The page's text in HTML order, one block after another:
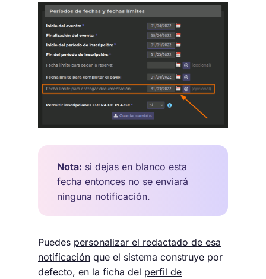
Nota: si dejas en blanco esta
fecha entonces no se enviará
ninguna notificación.
Puedes personalizar el redactado de esa
notificación que el sistema construye por
defecto, en la ficha del perfil de